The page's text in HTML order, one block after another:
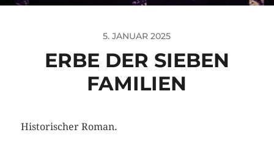
5. JANUAR 2025
ERBE DER SIEBEN
FAMILIEN
Historischer Roman.